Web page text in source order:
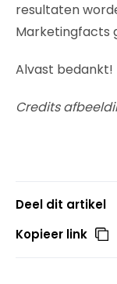
resultaten
Marketingfacts
Alvast bedankt!
Credits
Deel dit artikel
Kopieer link